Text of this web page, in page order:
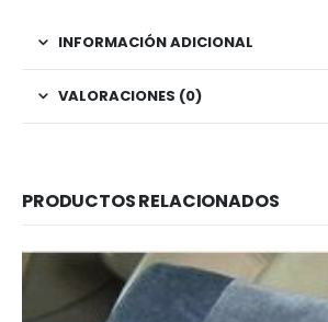
INFORMACIÓN ADICIONAL
VALORACIONES (0)
PRODUCTOS RELACIONADOS